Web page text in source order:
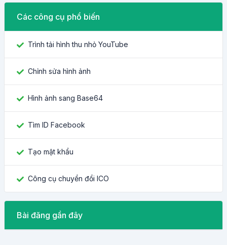
Các công cụ phổ biến
Trình tải hình thu nhỏ YouTube
Chỉnh sửa hình ảnh
Hình ảnh sang Base64
Tìm ID Facebook
Tạo mật khẩu
Công cụ chuyển đổi ICO
Bài đăng gần đây